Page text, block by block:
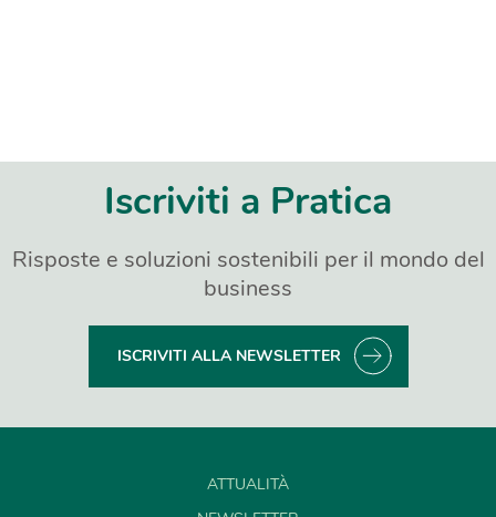
Iscriviti a Pratica
Risposte e soluzioni sostenibili per il mondo del
business
ISCRIVITI ALLA NEWSLETTER
ATTUALITÀ